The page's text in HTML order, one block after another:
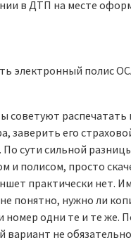
в ДТП на месте
советуют распечатать
заверить его
По сути сильной
и полисом, просто
практически нет.
понятно, нужно ли
номер одни те и те же.
вариант не